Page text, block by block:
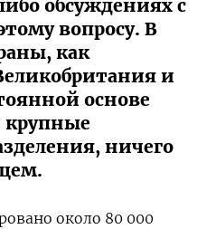
обсуждениях с
вопросу. В
как
и
основе
крупные
ничего
около 80 000